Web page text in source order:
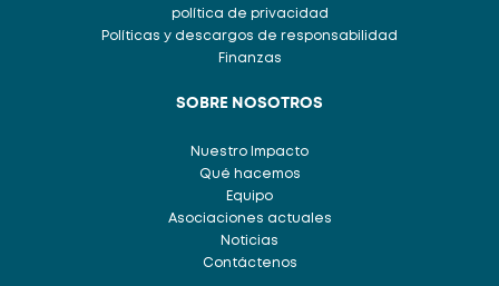
política de privacidad
Políticas y descargos de responsabilidad
Finanzas
SOBRE NOSOTROS
Nuestro Impacto
Qué hacemos
Equipo
Asociaciones actuales
Noticias
Contáctenos